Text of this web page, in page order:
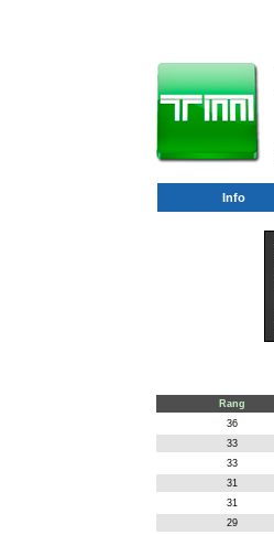
Info
Rang
36
33
33
31
31
29